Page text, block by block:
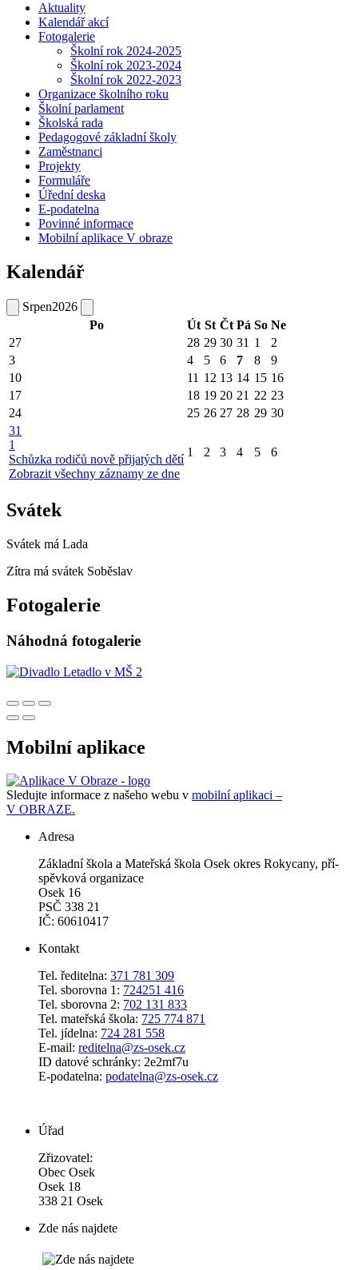
Aktuality
Kalendář akcí
Fotogalerie
Školní rok 2024-2025
Školní rok 2023-2024
Školní rok 2022-2023
Organizace školního roku
Školní parlament
Školská rada
Pedagogové základní školy
Zaměstnanci
Projekty
Formuláře
Úřední deska
E-podatelna
Povinné informace
Mobilní aplikace V obraze
Kalendář
Srpen2026
Po
Út St Čt Pá So Ne
27
28 29 30 31 1
2
3
4 5 6 7 8
9
10
11 12 13 14 15 16
17
18 19 20 21 22 23
24
25 26 27 28 29 30
31
1
Schůzka rodičů nově přijatých dětí
Zobrazit všechny záznamy ze dne
1 2 3 4 5 6
Svátek
Svátek má Lada
Zítra má svátek Soběslav
Fotogalerie
Náhodná fotogalerie
Mobilní aplikace
Sledujte informace z našeho webu v mobilní aplikaci –
V OBRAZE.
Adresa
Zá­klad­ní ško­la a Ma­teř­ská ško­la Osek okres Roky­ca­ny, pří­
spěv­ko­vá or­ga­ni­za­ce
Osek 16
PSČ 338 21
IČ: 60610417
Kontakt
Tel. ředitelna: 371 781 309
Tel. sborovna 1: 724251 416
Tel. sborovna 2: 702 131 833
Tel. mateřská škola: 725 774 871
Tel. jídelna: 724 281 558
E-mail: reditelna@zs-osek.cz
ID datové schránky: 2e2mf7u
E-podatelna: podatelna@zs-osek.cz
Úřad
Zřizovatel:
Obec Osek
Osek 18
338 21 Osek
Zde nás najdete